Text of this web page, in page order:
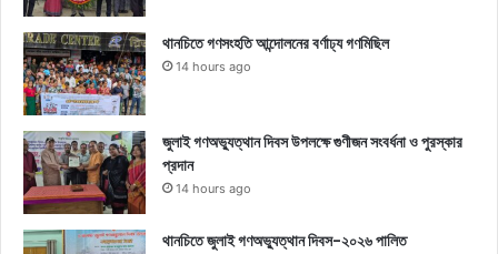
থানচিতে গণসংহতি আন্দোলনের বর্ণাঢ্য গণমিছিল
14 hours ago
জুলাই গণঅভ্যুত্থান দিবস উপলক্ষে গুণীজন সংবর্ধনা ও পুরস্কার
প্রদান
14 hours ago
থানচিতে জুলাই গণঅভ্যুত্থান দিবস-২০২৬ পালিত